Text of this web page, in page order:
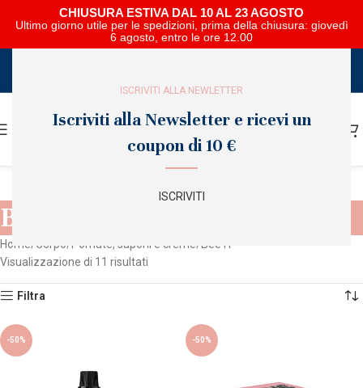
ISCRIVITI ALLA NEWLETTER
Iscriviti alla Newsletter e ricevi un
coupon di 10 €
ISCRIVITI
CHIUSURA ESTIVA DAL 10 AL 23 AGOSTO
Ultimo giorno utile per le spedizioni, prima della chiusura: giovedì
6 agosto, entro le ore 12.00
Bee IT
Home Corpo Pomate, saponi e creme Bee IT
Visualizzazione di 11 risultati
Filtra
-50% -50%